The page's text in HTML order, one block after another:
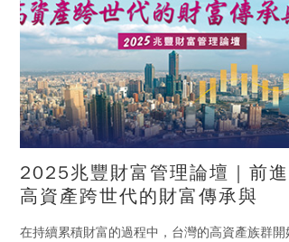
2025兆豐財富管理論壇｜前
高資產跨世代的財富傳承與
在持續累積財富的過程中，台灣的高資產族群開